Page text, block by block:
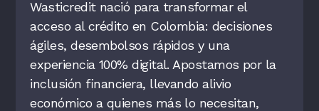
Wasticredit nació para transformar el
acceso al crédito en Colombia: decisiones
ágiles, desembolsos rápidos y una
experiencia 100% digital. Apostamos por la
inclusión financiera, llevando alivio
económico a quienes más lo necesitan,